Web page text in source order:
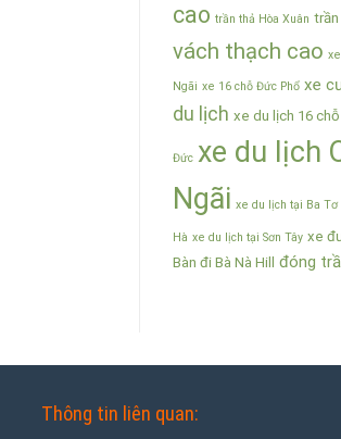
cao trần thả Hòa Xuân
vách thạch cao
Ngãi xe 16 chỗ Đức Phổ xe
du lịch xe du lịch 16 chỗ
Đức xe du lịch
Ngãi xe du lịch tại Ba Tơ
Hà xe du lịch tại Sơn Tây xe
Bàn đi Bà Nà Hill
đóng
Thông tin liên quan: